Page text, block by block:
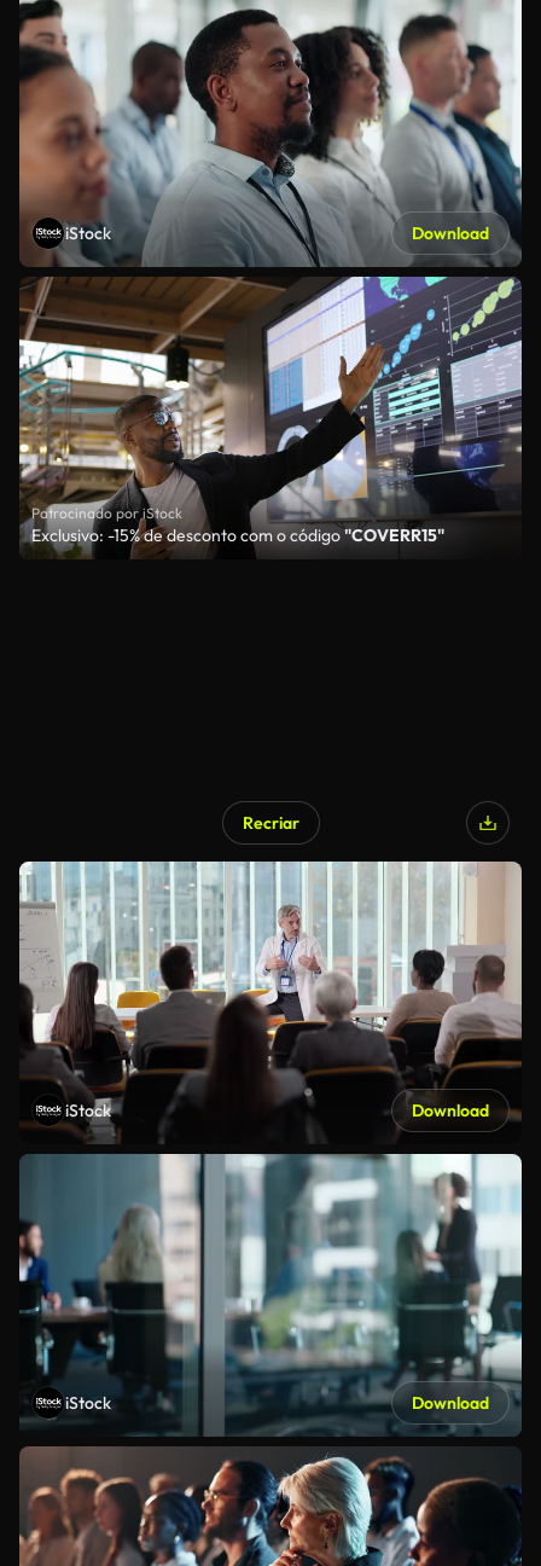
iStock Download
Patrocinado por iStock
Exclusivo: -15% de desconto com o código"COVERR15"
Recriar
iStock Download
iStock Download